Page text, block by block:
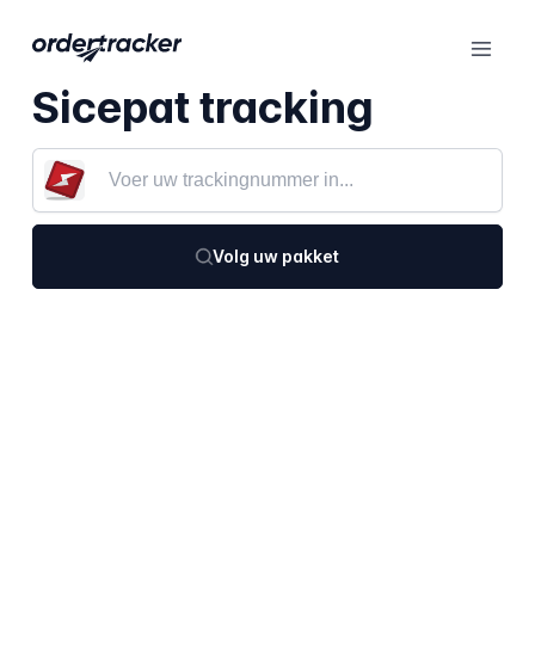
Sicepat tracking
Volg uw pakket